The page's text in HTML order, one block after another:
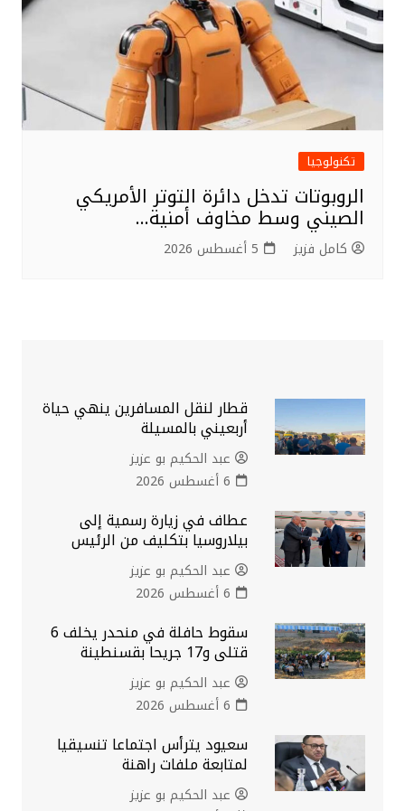
تكنولوجيا
الروبوتات تدخل دائرة التوتر الأمريكي
الصيني وسط مخاوف أمنية…
كامل فزيز 5 أغسطس 2026
قطار لنقل المسافرين ينهي حياة
أربعيني بالمسيلة
عبد الحكيم بو عزيز
6 أغسطس 2026
عطاف في زيارة رسمية إلى
بيلاروسيا بتكليف من الرئيس
عبد الحكيم بو عزيز
6 أغسطس 2026
سقوط حافلة في منحدر يخلف 6
قتلى و17 جريحا بقسنطينة
عبد الحكيم بو عزيز
6 أغسطس 2026
سعيود يترأس اجتماعا تنسيقيا
لمتابعة ملفات راهنة
عبد الحكيم بو عزيز